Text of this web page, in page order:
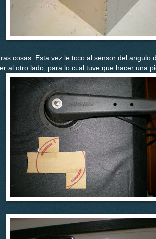
cosas. Esta vez le toco al sensor del angulo
al otro lado, para lo cual tuve que hacer una